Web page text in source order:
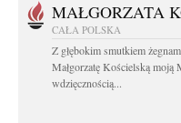
MAŁGORZATA
CAŁA POLSKA
Z głębokim smutkiem
Małgorzatę Kościelską moją
wdzięcznością...